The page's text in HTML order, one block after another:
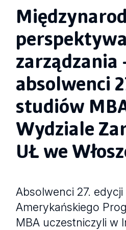
perspektywa
zarządzania
absolwenci
studiów
Wydziale
UŁ we
Absolwenci 27.
Amerykańskiego
MBA uczestniczyli w